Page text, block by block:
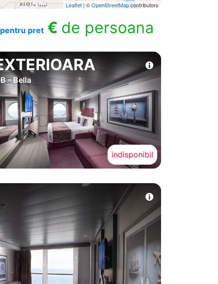
Leaflet | ©OpenStreetMapcontributors
pret € de persoana
- Bella
indisponibil